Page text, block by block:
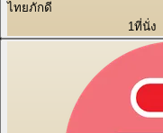
ไทยภักดี
1ที่นั่ง